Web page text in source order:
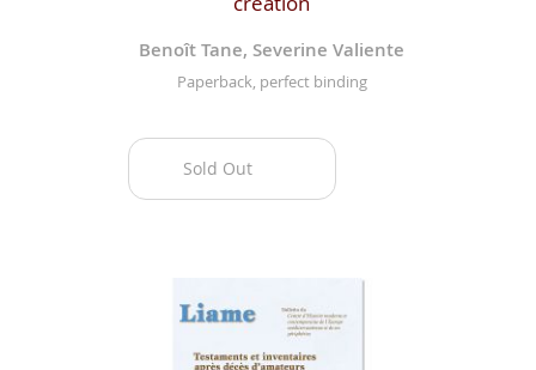
Benoît Tane, Severine Valiente
Paperback, perfect binding
Sold Out